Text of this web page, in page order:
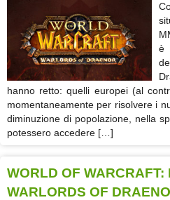
è
hanno retto: quelli europei (al
momentaneamente per risolvere i
diminuzione di popolazione, nella
potessero accedere […]
WORLD OF WARCRAFT:
WARLORDS OF